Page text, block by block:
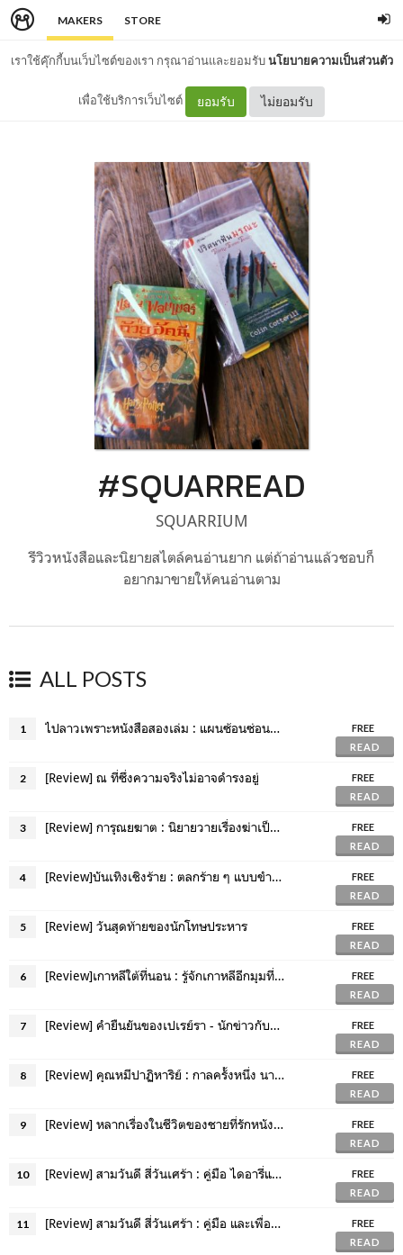
MAKERS STORE
เราใช้คุ๊กกี้บนเว็บไซต์ของเรา กรุณาอ่านและยอมรับนโยบายความเป็นส่วนตัว
เพื่อใช้บริการเว็บไซต์ ยอมรับ ไม่ยอมรับ
#SQUARREAD
SQUARRIUM
รีวิวหนังสือและนิยายสไตล์คนอ่านยาก แต่ถ้าอ่านแล้วชอบก็
อยากมาขายให้คนอ่านตาม
ALL POSTS
1 ไปลาวเพราะหนังสือสองเล่ม : แผนซ้อนซ่อนศพ , ปริศนาฟันมรณะ
FREE
READ
2 [Review] ณ ที่ซึ่งความจริงไม่อาจดำรงอยู่
FREE
READ
3 [Review] การุณยฆาต : นิยายวายเรื่องฆ่าเป็นหลักเรื่องรักเป็นรอง
FREE
READ
4 [Review]บันเทิงเชิงร้าย : ตลกร้าย ๆ แบบขำคิกคัก
FREE
READ
5 [Review] วันสุดท้ายของนักโทษประหาร
FREE
READ
6 [Review]เกาหลีใต้ที่นอน : รู้จักเกาหลีอีกมุมที่ไม่ใช่นักท่องเที่ยว
FREE
READ
7 [Review] คำยืนยันของเปเรย์รา - นักข่าวกับการเมือง
FREE
READ
8 [Review] คุณหมีปาฏิหาริย์ : กาลครั้งหนึ่ง นานแสนนานมาแล้ว...
FREE
READ
9 [Review] หลากเรื่องในชีวิตของชายที่รักหนังสือ - นิยายฟีลกู๊ดที่ดี
FREE
READ
10 [Review] สามวันดี สี่วันเศร้า : คู่มือ ไดอารี่และเพื่อนที่ดีของคนเป็นโรคซึมเศร้า
FREE
READ
11 [Review] สามวันดี สี่วันเศร้า : คู่มือ และเพื่อนที่ดีของคนเป็นโรคซึมเศร้า
FREE
READ